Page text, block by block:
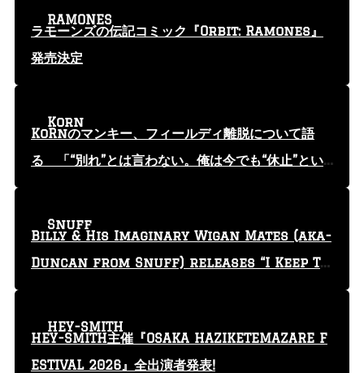
ラモーンズの伝記コミック『Orbit: Ramones』
発売決定
RAMONES
KoRnのマンキー、フィールディ離脱について語
る 「“別れ”とは言わない。俺は今でも“休止”とい
Korn
Billy & His Imaginary Wigan Mates (aka-
Duncan from Snuff) releases “I Keep Tr
Snuff
HEY-SMITH主催『OSAKA HAZIKETEMAZARE F
ESTIVAL 2026』全出演者発表!
HEY-SMITH